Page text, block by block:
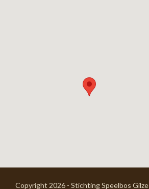
Copyright 2026 - Stichting Speelbos Gilze